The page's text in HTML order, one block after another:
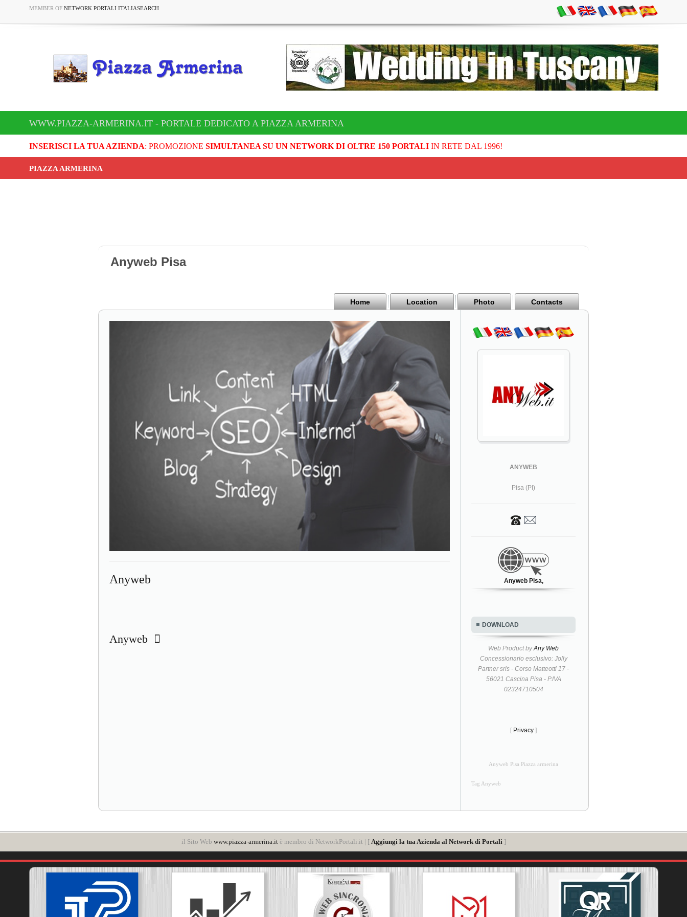
MEMBER OF NETWORK PORTALI ITALIASEARCH
WWW.PIAZZA-ARMERINA.IT - PORTALE DEDICATO A PIAZZA ARMERINA
INSERISCI LA TUA AZIENDA: PROMOZIONE SIMULTANEA SU UN NETWORK DI OLTRE 150 PORTALIIN RETE DAL 1996!
PIAZZA ARMERINA
Anyweb Pisa
Home Location Photo Contacts
Anyweb
Anyweb
ANYWEB
Pisa (PI)
Anyweb Pisa,
DOWNLOAD
Web Product byAny Web
Concessionario esclusivo: Jolly
Partner srls - Corso Matteotti 17 -
56021 Cascina Pisa - P.IVA
02324710504
[ Privacy ]
Anyweb Pisa Piazza armerina
Tag Anyweb
il Sito Web www.piazza-armerina.itè membro di NetworkPortali.it | [ Aggiungi la tua Azienda al Network di Portali ]